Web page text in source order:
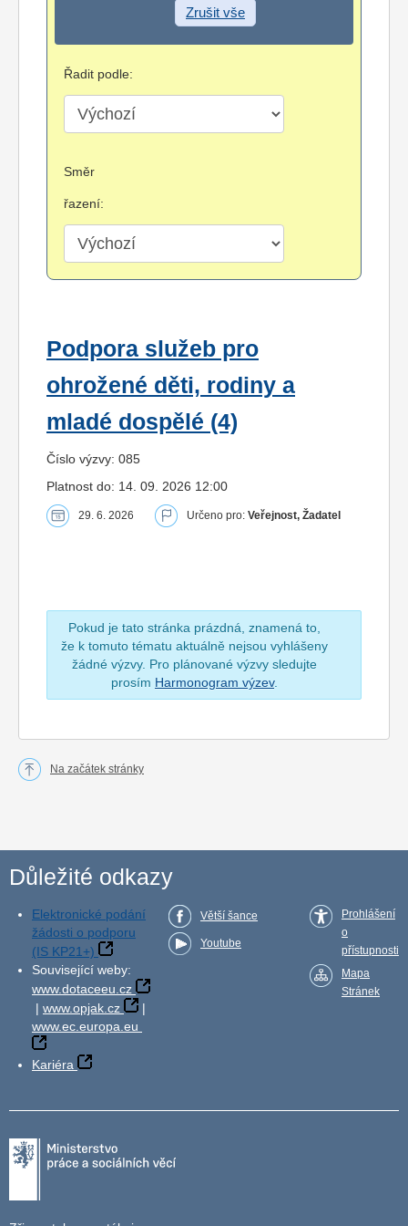
Zrušit vše
Řadit podle:
Směr
řazení:
Podpora služeb pro
ohrožené děti, rodiny a
mladé dospělé (4)
Číslo výzvy: 085
Platnost do: 14. 09. 2026 12:00
29. 6. 2026 Určeno pro: Veřejnost, Žadatel
Pokud je tato stránka prázdná, znamená to,
že k tomuto tématu aktuálně nejsou vyhlášeny
žádné výzvy. Pro plánované výzvy sledujte
prosím Harmonogram výzev.
Na začátek stránky
Důležité odkazy
Elektronické podání
žádosti o podporu
(IS KP21+)
Související weby:
www.dotaceeu.cz
| www.opjak.cz
|
www.ec.europa.eu
Kariéra
Větší šance
Youtube
Prohlášení
o
přístupnosti
Mapa
Stránek